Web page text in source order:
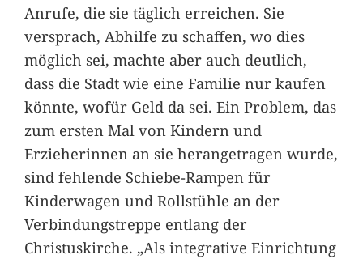
Anrufe, die sie täglich erreichen. Sie
versprach, Abhilfe zu schaffen, wo dies
möglich sei, machte aber auch deutlich,
dass die Stadt wie eine Familie nur kaufen
könnte, wofür Geld da sei. Ein Problem, das
zum ersten Mal von Kindern und
Erzieherinnen an sie herangetragen wurde,
sind fehlende Schiebe-Rampen für
Kinderwagen und Rollstühle an der
Verbindungstreppe entlang der
Christuskirche. „Als integrative Einrichtung